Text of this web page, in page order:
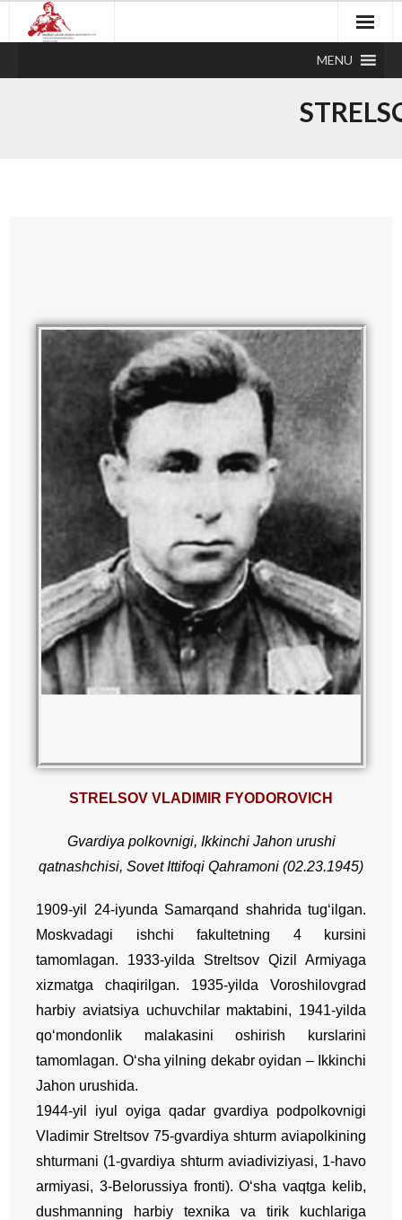
MENU
STRELSOV VLADIMIR FYODOROVICH
Gvardiya polkovnigi, Ikkinchi Jahon urushi
qatnashchisi, Sovet Ittifoqi Qahramoni (02.23.1945)
1909-yil 24-iyunda Samarqand shahrida tug‘ilgan.
Moskvadagi ishchi fakultetning 4 kursini
tamomlagan. 1933-yilda Streltsov Qizil Armiyaga
xizmatga chaqirilgan. 1935-yilda Voroshilovgrad
harbiy aviatsiya uchuvchilar maktabini, 1941-yilda
qo‘mondonlik malakasini oshirish kurslarini
tamomlagan. O‘sha yilning dekabr oyidan – Ikkinchi
Jahon urushida.
1944-yil iyul oyiga qadar gvardiya podpolkovnigi
Vladimir Streltsov 75-gvardiya shturm aviapolkining
shturmani (1-gvardiya shturm aviadiviziyasi, 1-havo
armiyasi, 3-Belorussiya fronti). O‘sha vaqtga kelib,
dushmanning harbiy texnika va tirik kuchlariga